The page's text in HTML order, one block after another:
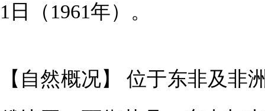
1日（1961年）。
【自然概况】 位于东非及非